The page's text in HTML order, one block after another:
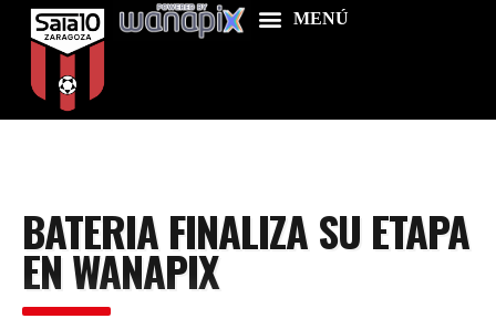
Food & Drink
Features
News
BATERIA FINALIZA SU ETAPA
EN WANAPIX